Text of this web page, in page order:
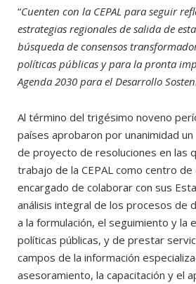
“Cuenten con la CEPAL para seguir
estrategias regionales de salida de
búsqueda de consensos
políticas públicas y para la pronta
Agenda 2030 para el Desarrollo
Al término del trigésimo noveno
países aprobaron por unanimidad
de proyecto de resoluciones en las
trabajo de la CEPAL como centro de
encargado de colaborar con sus
análisis integral de los procesos de
a la formulación, el seguimiento y la
políticas públicas, y de prestar
campos de la información
asesoramiento, la capacitación y el